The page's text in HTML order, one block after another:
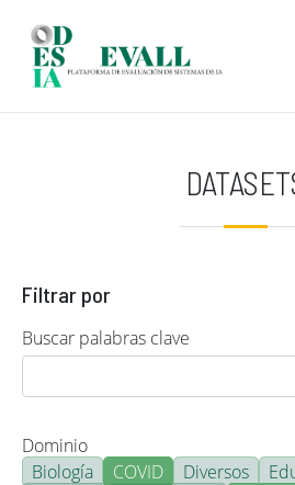
Filtrar por
Buscar palabras clave
Dominio
Biología
COVID Diversos